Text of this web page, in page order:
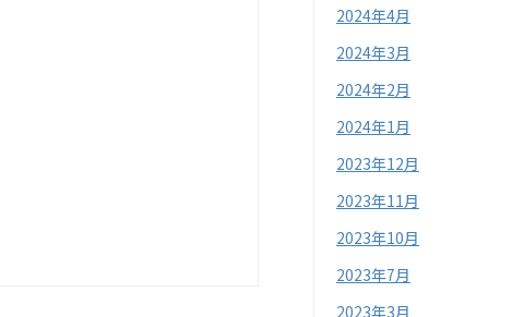
2024年4月
2024年3月
2024年2月
2024年1月
2023年12月
2023年11月
2023年10月
2023年7月
2023年3月